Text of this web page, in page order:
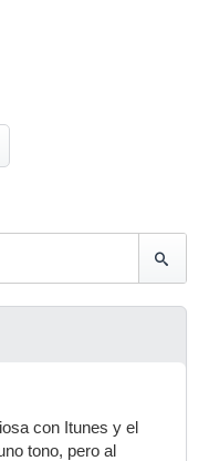
con Itunes y el
tono, pero al